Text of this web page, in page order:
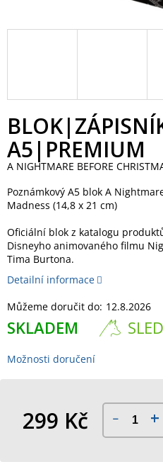
A5|PREMIUM
A NIGHTMARE BEFORE
Poznámkový A5 blok A
Madness (14,8 x 21 cm)
Oficiální blok z katalogu
Disneyho animovaného filmu
Tima Burtona.
Detailní informace
Můžeme doručit do: 12.8.2026
SKLADEM
Možnosti doručení
299 Kč